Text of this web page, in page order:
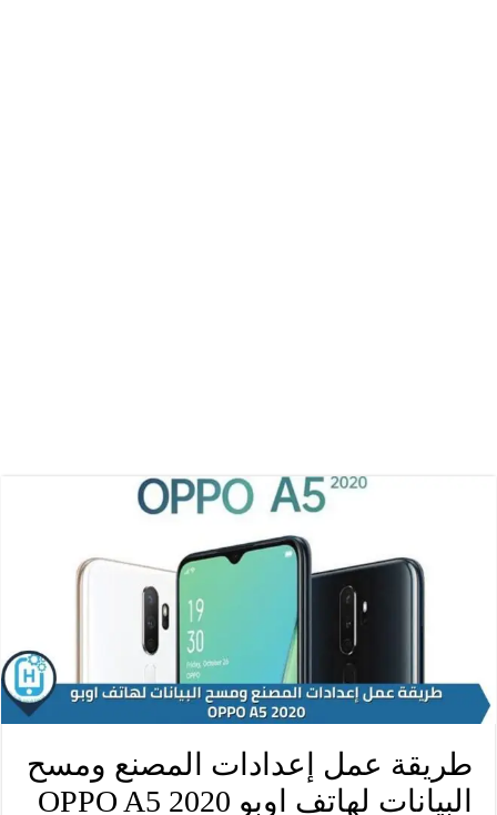
طريقة عمل إعدادات المصنع ومسح
البيانات لهاتف اوبو OPPO A5 2020